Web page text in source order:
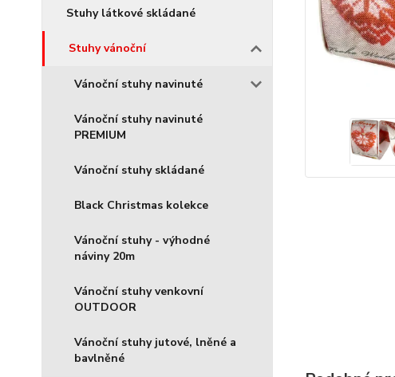
Stuhy látkové skládané
Stuhy vánoční
Vánoční stuhy navinuté
Vánoční stuhy navinuté
PREMIUM
Vánoční stuhy skládané
Black Christmas kolekce
Vánoční stuhy - výhodné
náviny 20m
Vánoční stuhy venkovní
OUTDOOR
Vánoční stuhy jutové, lněné a
bavlněné